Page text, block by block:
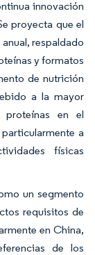
innovación
proyecta que el
respaldado
y formatos
de nutrición
a la mayor
en el
a
físicas
un segmento
requisitos de
en China,
de los